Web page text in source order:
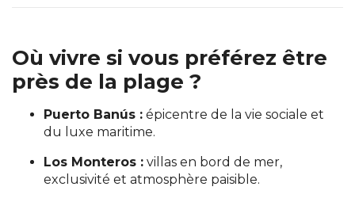
Où vivre si vous préférez être
près de la plage ?
Puerto Banús : épicentre de la vie sociale et
du luxe maritime.
Los Monteros : villas en bord de mer,
exclusivité et atmosphère paisible.